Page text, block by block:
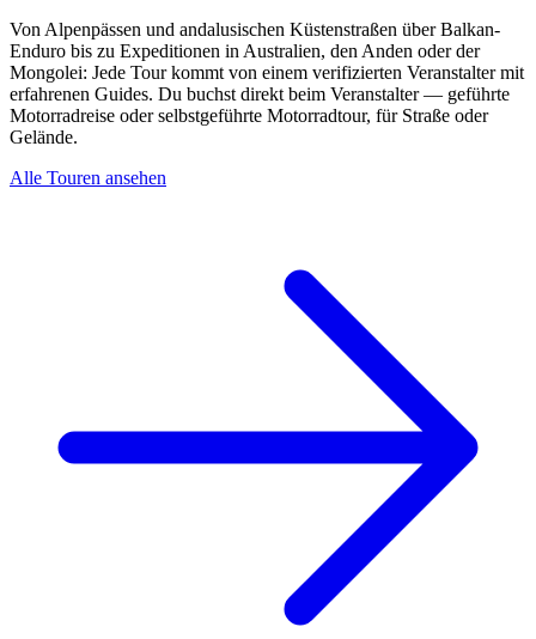
Von Alpenpässen und andalusischen Küstenstraßen über Balkan-
Enduro bis zu Expeditionen in Australien, den Anden oder der
Mongolei: Jede Tour kommt von einem verifizierten Veranstalter mit
erfahrenen Guides. Du buchst direkt beim Veranstalter — geführte
Motorradreise oder selbstgeführte Motorradtour, für Straße oder
Gelände.
Alle Touren ansehen